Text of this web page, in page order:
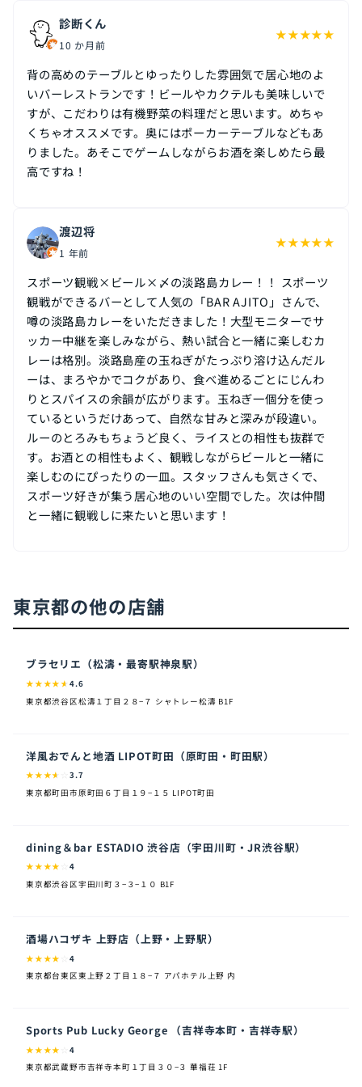
診断くん
10 か月前
★★★★★
背の高めのテーブルとゆったりした雰囲気で居心地のよ
いバーレストランです！ビールやカクテルも美味しいで
すが、こだわりは有機野菜の料理だと思います。めちゃ
くちゃオススメです。奥にはポーカーテーブルなどもあ
りました。あそこでゲームしながらお酒を楽しめたら最
高ですね！
渡辺将
1 年前
★★★★★
スポーツ観戦×ビール×〆の淡路島カレー！！ スポーツ
観戦ができるバーとして人気の「BAR AJITO」さんで、
噂の淡路島カレーをいただきました！大型モニターでサ
ッカー中継を楽しみながら、熱い試合と一緒に楽しむカ
レーは格別。淡路島産の玉ねぎがたっぷり溶け込んだル
ーは、まろやかでコクがあり、食べ進めるごとにじんわ
りとスパイスの余韻が広がります。玉ねぎ一個分を使っ
ているというだけあって、自然な甘みと深みが段違い。
ルーのとろみもちょうど良く、ライスとの相性も抜群で
す。お酒との相性もよく、観戦しながらビールと一緒に
楽しむのにぴったりの一皿。スタッフさんも気さくで、
スポーツ好きが集う居心地のいい空間でした。次は仲間
と一緒に観戦しに来たいと思います！
東京都の他の店舗
ブラセリエ（松濤・最寄駅神泉駅）
★★★★★4.6
東京都渋谷区松濤１丁目２８−７ シャトレー松濤 B1F
洋風おでんと地酒 LIPOT町田（原町田・町田駅）
★★★★ ☆3.7
東京都町田市原町田６丁目１９−１５ LIPOT町田
dining＆bar ESTADIO 渋谷店（宇田川町・JR渋谷駅）
★★★★ ☆4
東京都渋谷区宇田川町３−３−１０ B1F
酒場ハコザキ 上野店（上野・上野駅）
★★★★ ☆4
東京都台東区東上野２丁目１８−７ アパホテル上野 内
Sports Pub Lucky George （吉祥寺本町・吉祥寺駅）
★★★★ ☆4
東京都武蔵野市吉祥寺本町１丁目３０−３ 華福荘 1F